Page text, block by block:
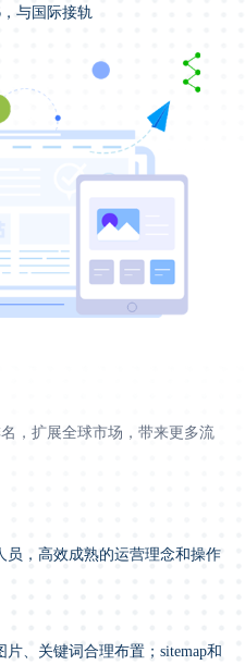
与国际接轨
，扩展全球市场，带来更多流
员，高效成熟的运营理念和操作
、关键词合理布置；sitemap和